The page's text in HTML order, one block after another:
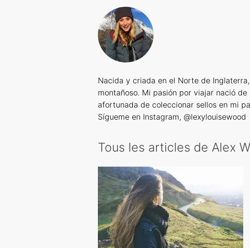
Nacida y criada en el Norte de
montañoso. Mi pasión por viajar nació
afortunada de coleccionar sellos en mi
Sígueme en Instagram, @lexylouisewood
Tous les articles de Alex W